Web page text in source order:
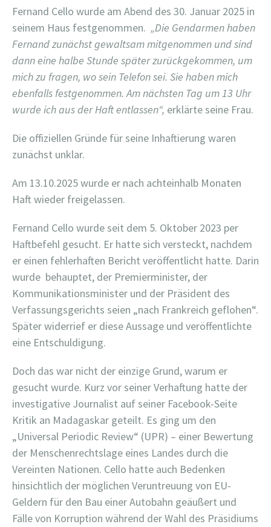
Fernand Cello wurde am Abend des 30. Januar 2025 in
seinem Haus festgenommen. „Die Gendarmen haben
Fernand zunächst gewaltsam mitgenommen und sind
dann eine halbe Stunde später zurückgekommen, um
mich zu fragen, wo sein Telefon sei. Sie haben mich
ebenfalls festgenommen. Am nächsten Tag um 13 Uhr
wurde ich aus der Haft entlassen“, erklärte seine Frau.
Die offiziellen Gründe für seine Inhaftierung waren
zunächst unklar.
Am 13.10.2025 wurde er nach achteinhalb Monaten
Haft wieder freigelassen.
Fernand Cello wurde seit dem 5. Oktober 2023 per
Haftbefehl gesucht. Er hatte sich versteckt, nachdem
er einen fehlerhaften Bericht veröffentlicht hatte. Darin
wurde behauptet, der Premierminister, der
Kommunikationsminister und der Präsident des
Verfassungsgerichts seien „nach Frankreich geflohen“.
Später widerrief er diese Aussage und veröffentlichte
eine Entschuldigung.
Doch das war nicht der einzige Grund, warum er
gesucht wurde. Kurz vor seiner Verhaftung hatte der
investigative Journalist auf seiner Facebook-Seite
Kritik an Madagaskar geteilt. Es ging um den
„Universal Periodic Review“ (UPR) – einer Bewertung
der Menschenrechtslage eines Landes durch die
Vereinten Nationen. Cello hatte auch Bedenken
hinsichtlich der möglichen Veruntreuung von EU-
Geldern für den Bau einer Autobahn geäußert und
Fälle von Korruption während der Wahl des Präsidiums